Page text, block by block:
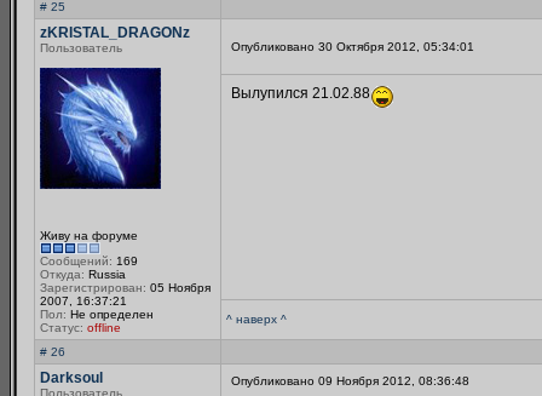
# 25
zKRISTAL_DRAGONz
Пользователь
Живу на форуме
Сообщений: 169
Откуда: Russia
Зарегистрирован: 05 Ноября
2007, 16:37:21
Пол: Не определен
Статус: offline
Опубликовано 30 Октября 2012, 05:34:01
Вылупился 21.02.88
^ наверх ^
# 26
Darksoul
Пользователь
Опубликовано 09 Ноября 2012, 08:36:48